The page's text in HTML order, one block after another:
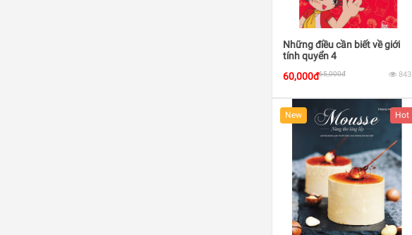
Những điều cần biết về giới
tính quyển 4
60,000đ65,000đ 843
New Hot